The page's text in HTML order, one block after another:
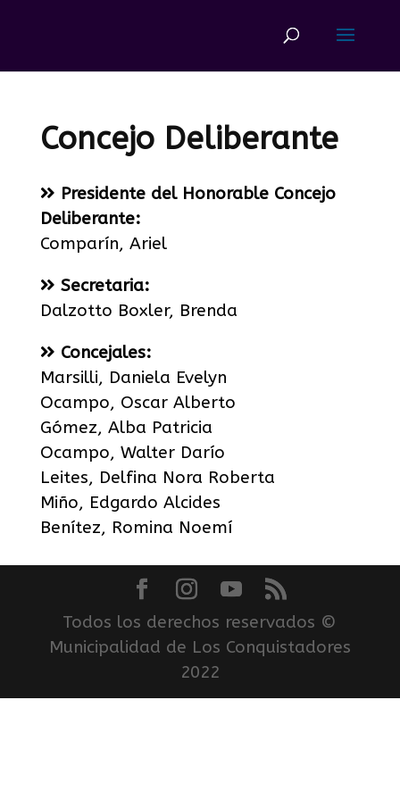
Concejo Deliberante
Presidente del Honorable Concejo
Deliberante:
Comparín, Ariel
Secretaria:
Dalzotto Boxler, Brenda
Concejales:
Marsilli, Daniela Evelyn
Ocampo, Oscar Alberto
Gómez, Alba Patricia
Ocampo, Walter Darío
Leites, Delfina Nora Roberta
Miño, Edgardo Alcides
Benítez, Romina Noemí
Todos los derechos reservados ©
Municipalidad de Los Conquistadores
2022